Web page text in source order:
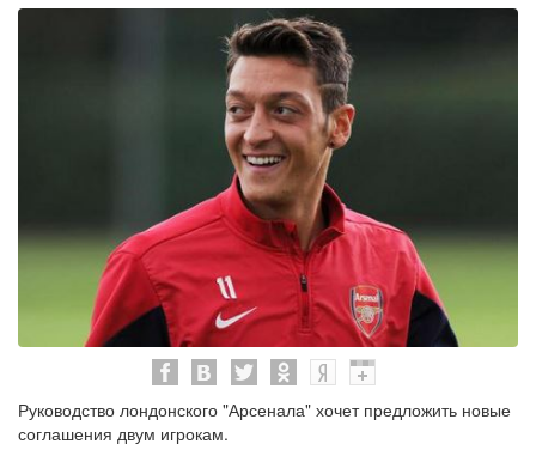
Руководство лондонского "Арсенала" хочет предложить новые
соглашения двум игрокам.